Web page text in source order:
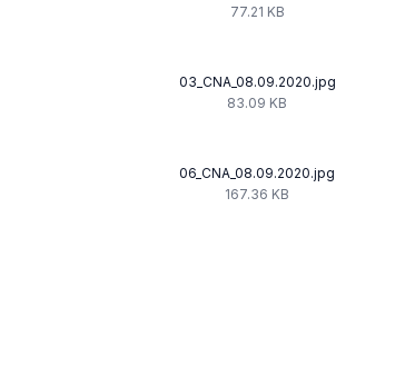
77.21 KB
03_CNA_08.09.2020.jpg
83.09 KB
06_CNA_08.09.2020.jpg
167.36 KB